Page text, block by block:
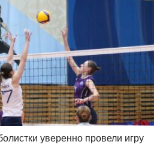
уверенно провели игру